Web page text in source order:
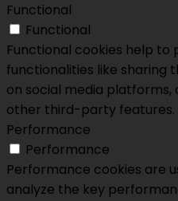
Functional
Functional
Functional cookies help
functionalities like sharing
on social media
other third-party features.
Performance
Performance
Performance cookies are
analyze the key